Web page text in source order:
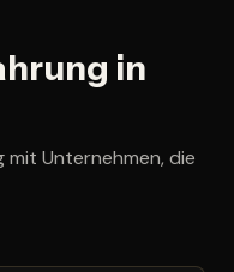
in
Unternehmen, die